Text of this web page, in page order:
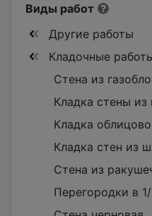
Виды работ
Другие работы
Кладочные
Стена из
Кладка стены из
Кладка
Кладка стен из
Стена из
Перегородки в